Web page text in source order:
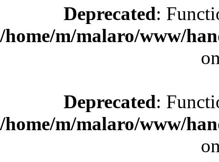
Deprecated:
/home/m/malaro/www/
Deprecated:
/home/m/malaro/www/